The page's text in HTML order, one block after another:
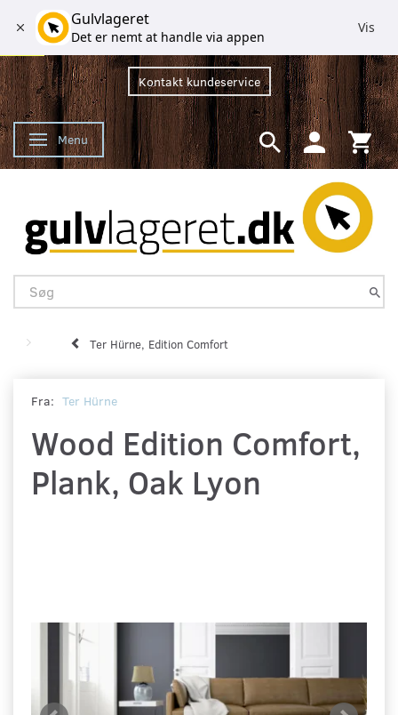
Kontakt kundeservice
Skifte navigation
Menu
Ter Hürne, Edition Comfort
Fra: Ter Hürne
Wood Edition Comfort,
Plank, Oak Lyon
Gulvlageret
Det er nemt at handle via appen
Vis